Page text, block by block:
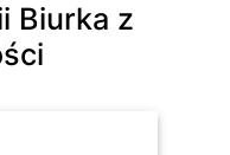
Biurka z